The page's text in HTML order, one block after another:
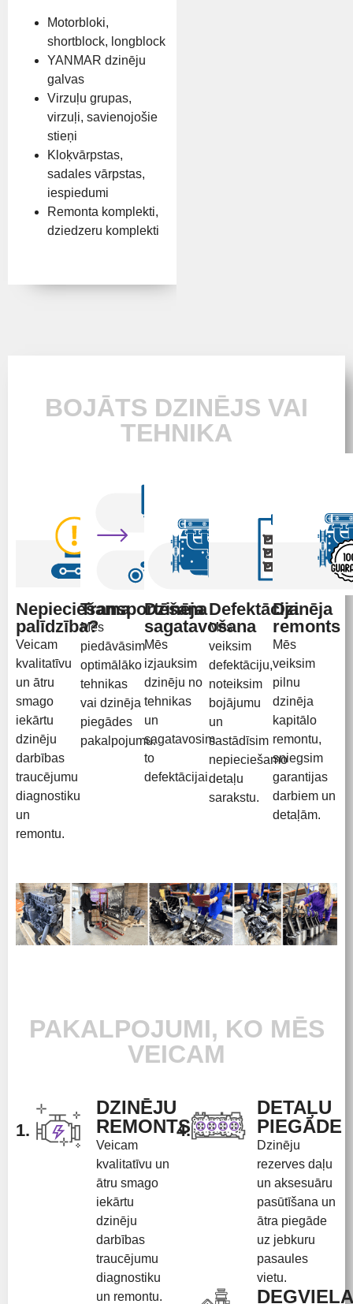
Motorbloki,
shortblock, longblock
YANMAR dzinēju
galvas
Virzuļu grupas,
virzuļi, savienojošie
stieņi
Kloķvārpstas,
sadales vārpstas,
iespiedumi
Remonta komplekti,
dziedzeru komplekti
BOJĀTS DZINĒJS VAI
TEHNIKA
Nepieciešama
palīdzība?
Veicam
kvalitatīvu
un ātru
smago
iekārtu
dzinēju
darbības
traucējumu
diagnostiku
un
remontu.
Transportēšana
Mēs
piedāvāsim
optimālāko
tehnikas
vai dzinēja
piegādes
pakalpojumu.
Dzinēja
sagatavošana
Mēs
izjauksim
dzinēju no
tehnikas
un
sagatavosim
to
defektācijai.
Defektācija
Mēs
veiksim
defektāciju,
noteiksim
bojājumu
un
sastādīsim
nepieciešamo
detaļu
sarakstu.
Dzinēja
remonts
Mēs
veiksim
pilnu
dzinēja
kapitālo
remontu,
sniegsim
garantijas
darbiem un
detaļām.
PAKALPOJUMI, KO MĒS
VEICAM
1.
DZINĒJU
REMONTS
Veicam
kvalitatīvu un
ātru smago
iekārtu
dzinēju
darbības
traucējumu
diagnostiku
un remontu.
4.
DETAĻU
PIEGĀDE
Dzinēju
rezerves daļu
un aksesuāru
pasūtīšana un
ātra piegāde
uz jebkuru
pasaules
vietu.